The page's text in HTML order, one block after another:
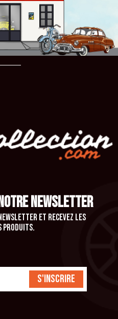
NEWSLETTER
et recevez les
produits.
S'inscrire